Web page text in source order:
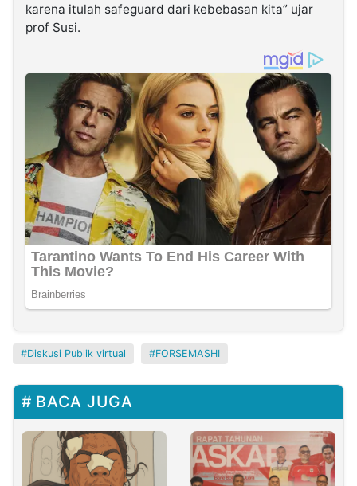
karena itulah safeguard dari kebebasan kita” ujar
prof Susi.
Diskusi Publik virtual FORSEMASHI
BACA JUGA